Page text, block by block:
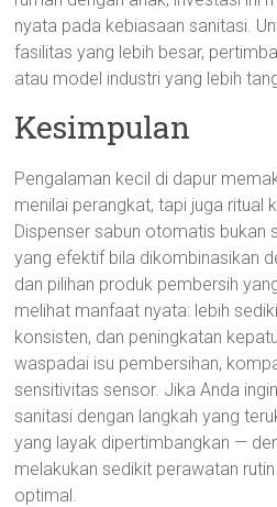
nyata pada kebiasaan sanitasi.
fasilitas yang lebih besar,
atau model industri yang lebih
Kesimpulan
Pengalaman kecil di dapur
menilai perangkat, tapi juga ritual
Dispenser sabun otomatis bukan
yang efektif bila dikombinasikan
dan pilihan produk pembersih
melihat manfaat nyata: lebih
konsisten, dan peningkatan
waspadai isu pembersihan,
sensitivitas sensor. Jika Anda
sanitasi dengan langkah yang
yang layak dipertimbangkan —
melakukan sedikit perawatan
optimal.